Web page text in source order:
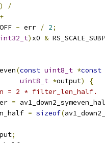
)
/
+
- err / 2;
) x0 &
(const uint8_t *const
uint8_t *output)
{
= 2 * filter_len_half.
=
= sizeof(
;